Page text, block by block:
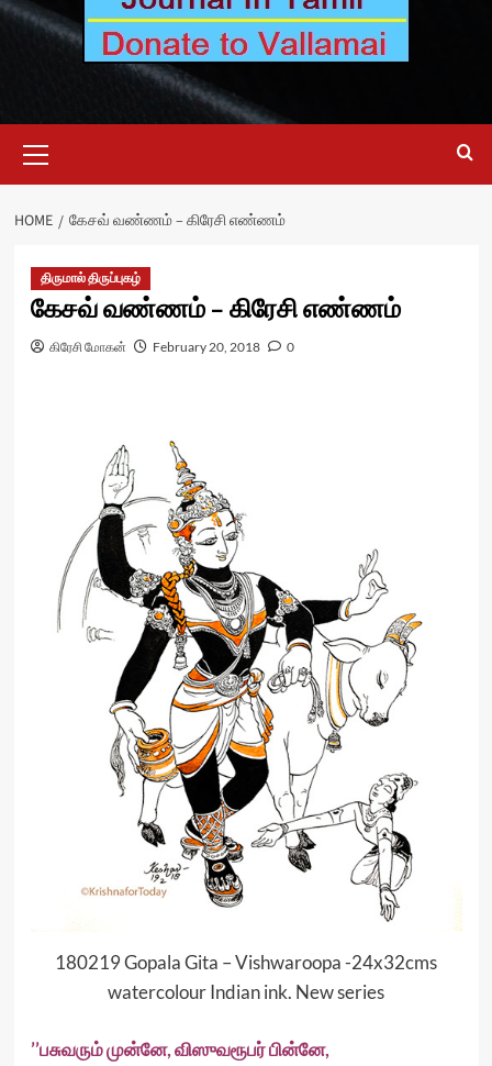
Menu
HOME கேசவ் வண்ணம் – கிரேசி எண்ணம்
திருமால் திருப்புகழ்
கேசவ் வண்ணம் – கிரேசி எண்ணம்
கிரேசி மோகன் February 20, 2018 0
180219 Gopala Gita – Vishwaroopa -24x32cms
watercolour Indian ink. New series
’’பசுவரும் முன்னே, விஸுவரூபர் பின்னே,